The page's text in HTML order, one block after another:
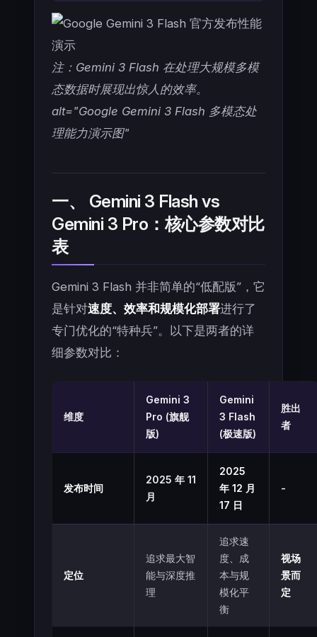
注：Gemini 3 Flash 在处理大规模多模
态数据时展现出惊人的效率。
alt="Google Gemini 3 Flash 多模态处
理能力演示图"
一、 Gemini 3 Flash vs
Gemini 3 Pro：核心参数对比
表
Gemini 3 Flash 并非简单的“低配版”，它
是针对速度、效率和规模化部署进行了
专门优化的“特种兵”。以下是两者的详
细参数对比：
维度
Gemini 3
Pro (旗舰
版)
Gemini
3 Flash
(极速版)
胜出
者
发布时间
2025 年 11
月
2025
年 12 月
17 日
-
定位
追求最大智
能与深度推
理
追求速
度、成
本与规
模化平
衡
视场
景而
定